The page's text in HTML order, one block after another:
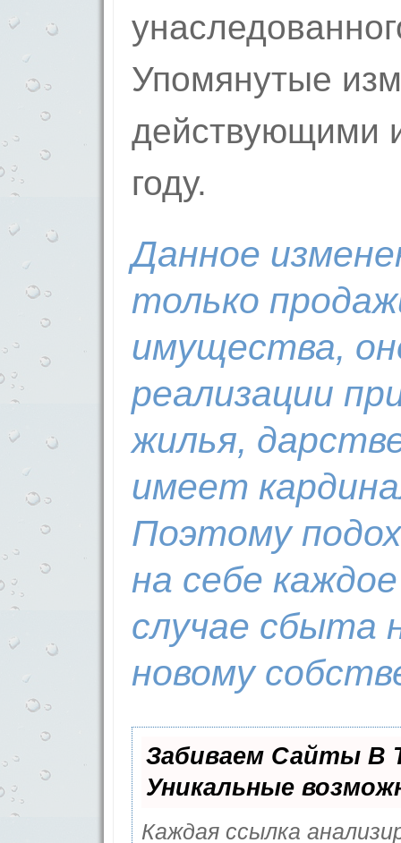
Упомянутые
действующими
году.
Данное
только
имущества,
реализации
жилья,
имеет
Поэтому
на себе
случае сбыта
новому
Забиваем Сайты В
Уникальные
Каждая ссылка